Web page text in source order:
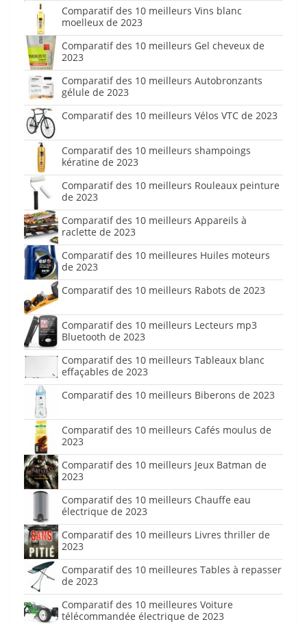
Comparatif des 10 meilleurs Vins blanc
moelleux de 2023
Comparatif des 10 meilleurs Gel cheveux de
2023
Comparatif des 10 meilleurs Autobronzants
gélule de 2023
Comparatif des 10 meilleurs Vélos VTC de 2023
Comparatif des 10 meilleurs shampoings
kératine de 2023
Comparatif des 10 meilleurs Rouleaux peinture
de 2023
Comparatif des 10 meilleurs Appareils à
raclette de 2023
Comparatif des 10 meilleures Huiles moteurs
de 2023
Comparatif des 10 meilleurs Rabots de 2023
Comparatif des 10 meilleurs Lecteurs mp3
Bluetooth de 2023
Comparatif des 10 meilleurs Tableaux blanc
effaçables de 2023
Comparatif des 10 meilleurs Biberons de 2023
Comparatif des 10 meilleurs Cafés moulus de
2023
Comparatif des 10 meilleurs Jeux Batman de
2023
Comparatif des 10 meilleurs Chauffe eau
électrique de 2023
Comparatif des 10 meilleurs Livres thriller de
2023
Comparatif des 10 meilleures Tables à repasser
de 2023
Comparatif des 10 meilleures Voiture
télécommandée électrique de 2023